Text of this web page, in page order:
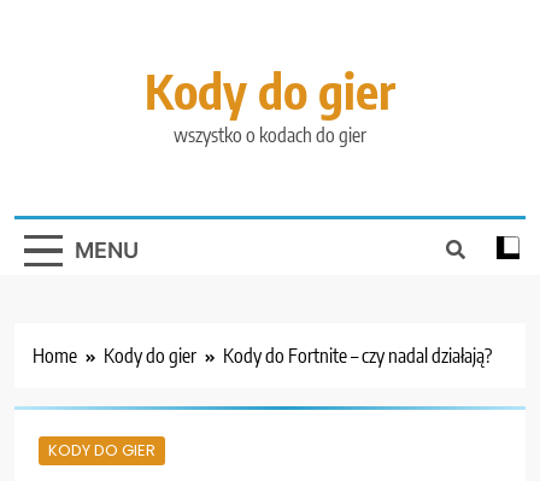
Kody do gier
wszystko o kodach do gier
MENU
Home Kody do gier Kody do Fortnite – czy nadal działają?
KODY DO GIER